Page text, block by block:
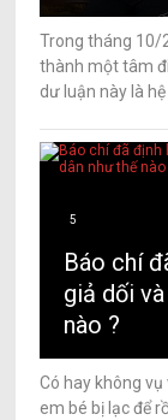
Trong tháng 10/
thành một tâm
dư luận này là hệ
5
Báo chí
giả dối
nào ?
Có hay không
em bé bị lạc để